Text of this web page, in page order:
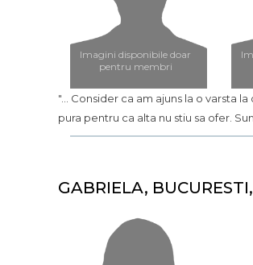
Imagini disponibile doar
pentru membri
"... Consider ca am ajuns la o varsta
pura pentru ca alta nu stiu sa ofer.
GABRIELA,